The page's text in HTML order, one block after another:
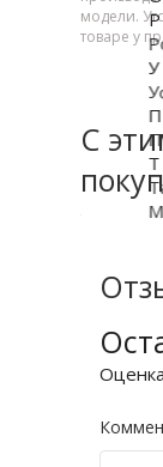
модели.
товаре у
С
Р
У
П
Т